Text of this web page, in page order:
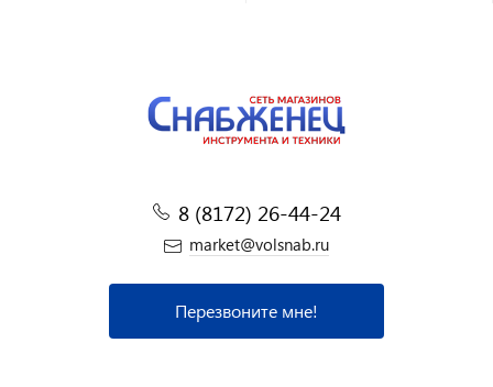
8 (8172) 26-44-24
market@volsnab.ru
Перезвоните мне!